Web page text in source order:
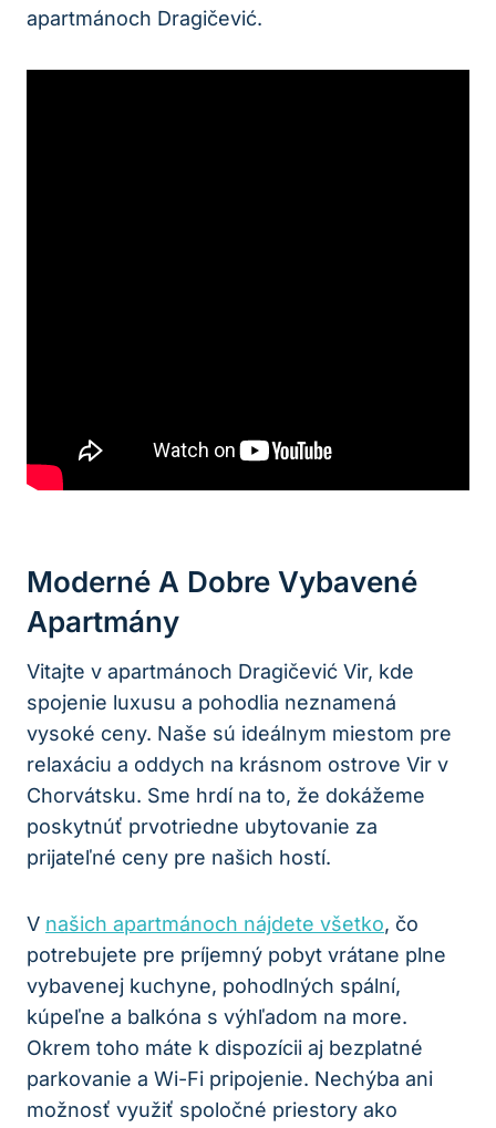
apartmánoch Dragičević.
Moderné A Dobre Vybavené
Apartmány
Vitajte v apartmánoch Dragičević Vir, kde
spojenie luxusu a pohodlia neznamená
vysoké ceny. Naše sú ideálnym miestom pre
relaxáciu a oddych na krásnom ostrove Vir v
Chorvátsku. Sme hrdí na to, že dokážeme
poskytnúť prvotriedne ubytovanie za
prijateľné ceny pre našich hostí.
V našich apartmánoch nájdete všetko, čo
potrebujete pre príjemný pobyt vrátane plne
vybavenej kuchyne, pohodlných spální,
kúpeľne a balkóna s výhľadom na more.
Okrem toho máte k dispozícii aj bezplatné
parkovanie a Wi-Fi pripojenie. Nechýba ani
možnosť využiť spoločné priestory ako